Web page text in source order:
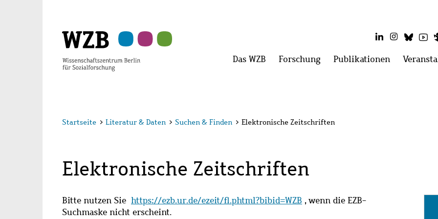
LinkedInInstagram
Hauptmenü
Das WZB Menü
Forschung Menü
Publikationen Menü
Startseite > Literatur & Daten > Suchen & Finden > Elektronische Zeitschriften
Elektronische Zeitschriften
Bitte nutzen Sie https://ezb.ur.de/ezeit/fl.phtml?bibid=WZB , wenn die EZB-
Suchmaske nicht erscheint.